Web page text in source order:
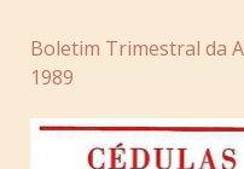
Boletim Trimestral da
1989